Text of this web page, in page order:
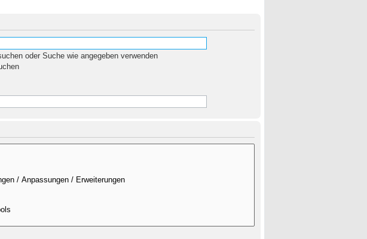
oder Suche wie angegeben verwenden